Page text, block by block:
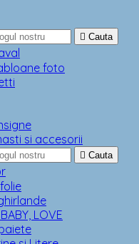
 Cauta
foto
si accesorii
 Cauta
LOVE